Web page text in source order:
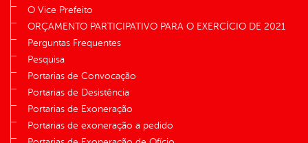
O Vice Prefeito
ORÇAMENTO PARTICIPATIVO PARA O EXERCÍCIO DE 2021
Perguntas Frequentes
Pesquisa
Portarias de Convocação
Portarias de Desistência
Portarias de Exoneração
Portarias de exoneração a pedido